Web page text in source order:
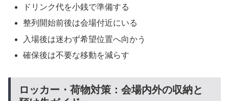
ドリンク代を小銭で準備する
整列開始前後は会場付近にいる
入場後は迷わず希望位置へ向かう
確保後は不要な移動を減らす
ロッカー・荷物対策：会場内外の収納と